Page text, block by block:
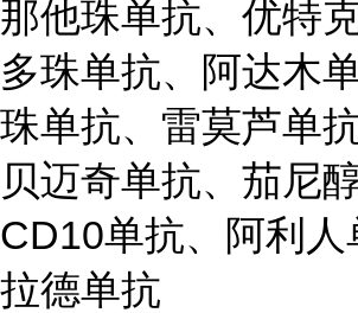
那他珠单抗、优特
多珠单抗、阿达木
珠单抗、雷莫芦单
贝迈奇单抗、茄尼
CD10单抗、阿利人
拉德单抗